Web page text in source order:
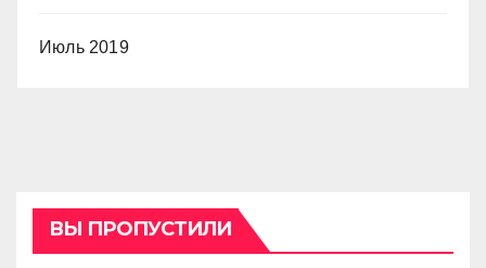
Июль 2019
ВЫ ПРОПУСТИЛИ